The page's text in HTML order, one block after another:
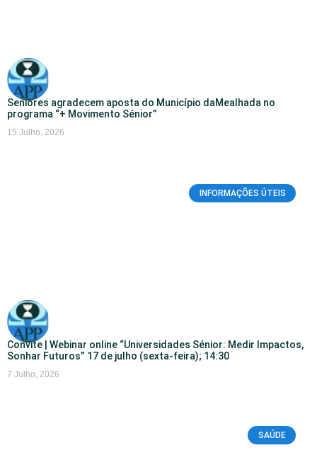
Seniores agradecem aposta do Município daMealhada no
programa “+ Movimento Sénior”
15 Julho, 2026
INFORMAÇÕES ÚTEIS
Convite | Webinar online “Universidades Sénior: Medir Impactos,
Sonhar Futuros” 17 de julho (sexta-feira); 14:30
7 Julho, 2026
SAÚDE